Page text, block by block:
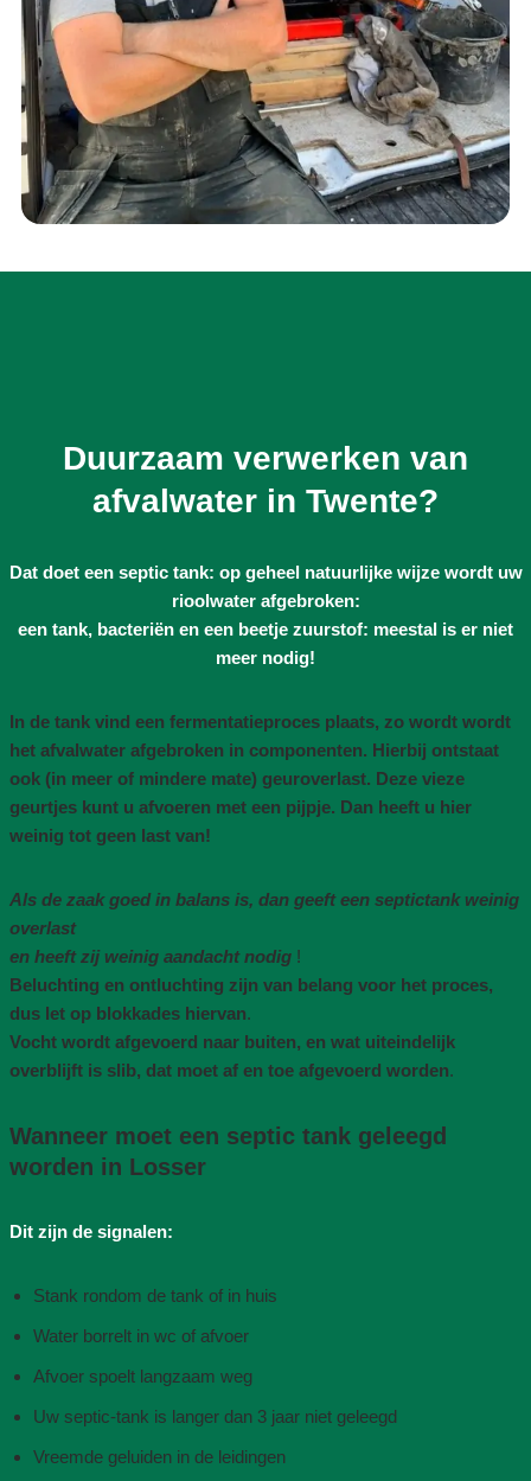
Duurzaam verwerken van
afvalwater in Twente?
Dat doet een septic tank: op geheel natuurlijke wijze wordt uw
rioolwater afgebroken:
een tank, bacteriën en een beetje zuurstof: meestal is er niet
meer nodig!
In de tank vind een fermentatieproces plaats, zo wordt wordt
het afvalwater afgebroken in componenten. Hierbij ontstaat
ook (in meer of mindere mate) geuroverlast. Deze vieze
geurtjes kunt u afvoeren met een pijpje. Dan heeft u hier
weinig tot geen last van!
Als de zaak goed in balans is, dan geeft een septictank weinig
overlast
en heeft zij weinig aandacht nodig !
Beluchting en ontluchting zijn van belang voor het proces,
dus let op blokkades hiervan.
Vocht wordt afgevoerd naar buiten, en wat uiteindelijk
overblijft is slib, dat moet af en toe afgevoerd worden.
Wanneer moet een septic tank geleegd
worden in Losser
Dit zijn de signalen:
Stank rondom de tank of in huis
Water borrelt in wc of afvoer
Afvoer spoelt langzaam weg
Uw septic-tank is langer dan 3 jaar niet geleegd
Vreemde geluiden in de leidingen